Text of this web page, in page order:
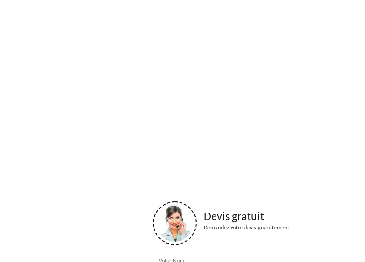
Devis gratuit
Demandez votre devis gratuitement